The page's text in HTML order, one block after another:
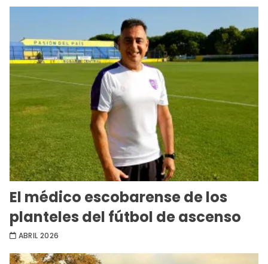
El médico escobarense de los
planteles del fútbol de ascenso
ABRIL 2026